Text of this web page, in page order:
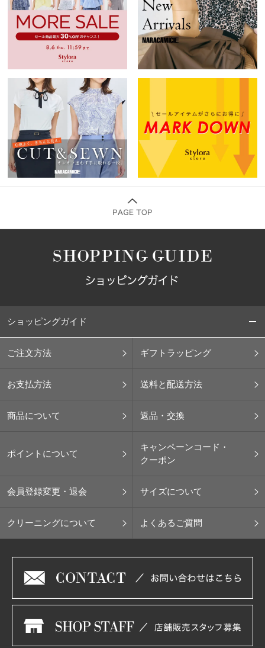
ショッピングガイド
ご注文方法 ギフトラッピング
お支払方法 送料と配送方法
商品について 返品・交換
ポイントについて
キャンペーンコード・
クーポン
会員登録変更・退会 サイズについて
クリーニングについて よくあるご質問